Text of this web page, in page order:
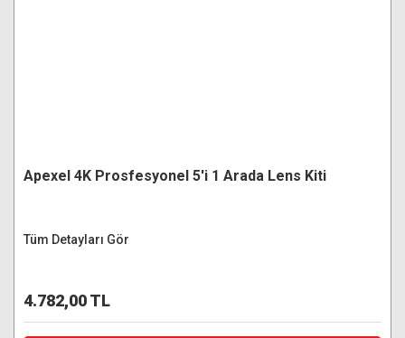
Apexel 4K Prosfesyonel 5'i 1 Arada Lens Kiti
Tüm Detayları Gör
4.782,00 TL